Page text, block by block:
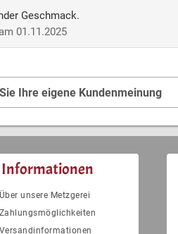
Geschmack.
01.11.2025
Ihre eigene Kundenmeinung
Informationen
Über unsere Metzgerei
Zahlungsmöglichkeiten
Versandinformationen